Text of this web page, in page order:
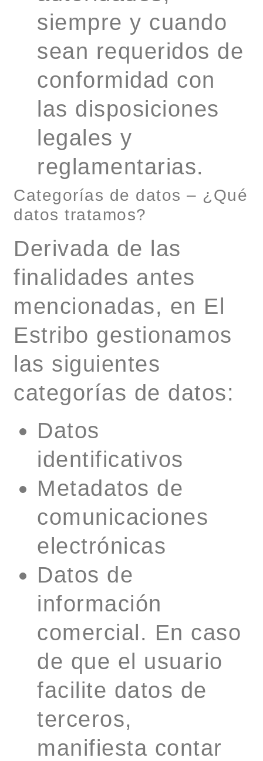
siempre y cuando
sean requeridos de
conformidad con
las disposiciones
legales y
reglamentarias.
Categorías de datos – ¿Qué
datos tratamos?
Derivada de las
finalidades antes
mencionadas, en El
Estribo gestionamos
las siguientes
categorías de datos:
Datos
identificativos
Metadatos de
comunicaciones
electrónicas
Datos de
información
comercial. En caso
de que el usuario
facilite datos de
terceros,
manifiesta contar